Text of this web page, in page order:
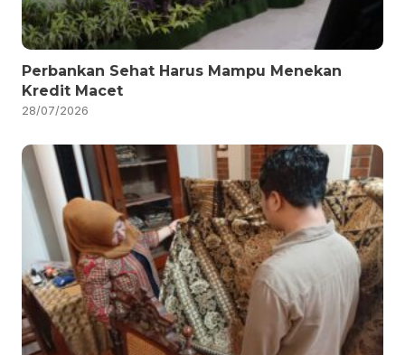
Perbankan Sehat Harus Mampu Menekan
Kredit Macet
28/07/2026